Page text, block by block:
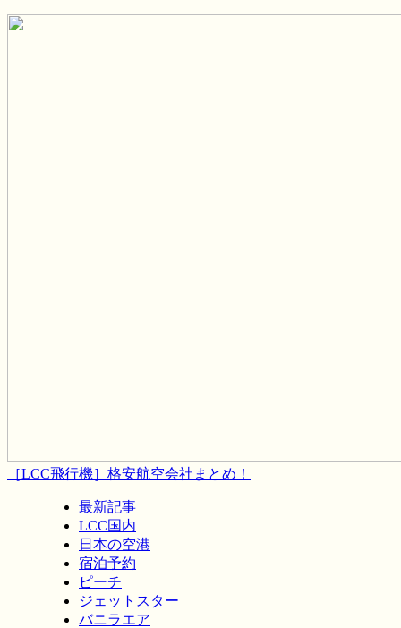
［LCC飛行機］格安航空会社まとめ！
最新記事
LCC国内
日本の空港
宿泊予約
ピーチ
ジェットスター
バニラエア